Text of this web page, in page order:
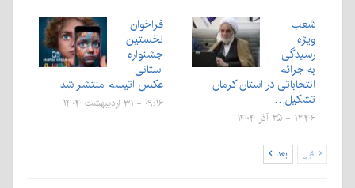
شعب
ویژه
رسیدگی
به جرائم
انتخاباتی در استان کرمان
تشکیل…
۱۲:۴۶ - ۲۵ آذر ۱۴۰۴
فراخوان
نخستین
جشنواره
استانی
عکس اتیسم منتشر شد
۰۹:۱۶ - ۳۱ اردیبهشت ۱۴۰۴
قبل بعد